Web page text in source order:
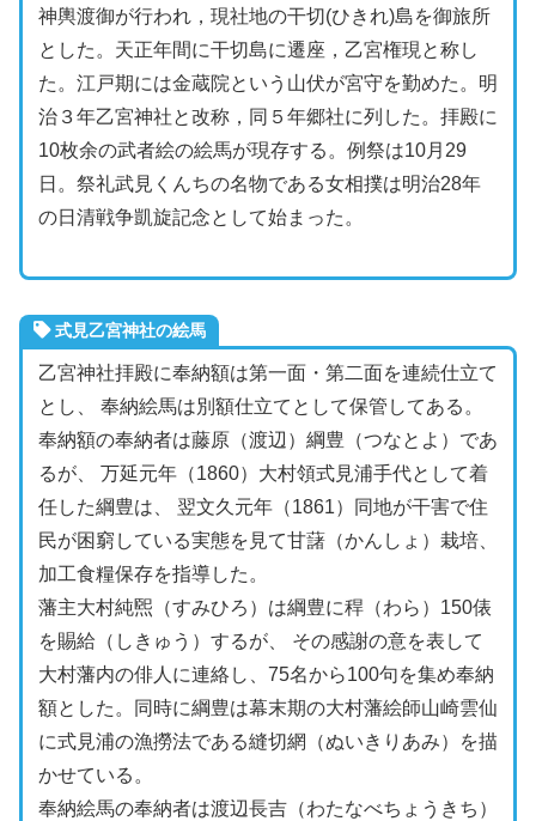
神輿渡御が行われ，現社地の干切(ひきれ)島を御旅所
とした。天正年間に干切島に遷座，乙宮権現と称し
た。江戸期には金蔵院という山伏が宮守を勤めた。明
治３年乙宮神社と改称，同５年郷社に列した。拝殿に
10枚余の武者絵の絵馬が現存する。例祭は10月29
日。祭礼武見くんちの名物である女相撲は明治28年
の日清戦争凱旋記念として始まった。
式見乙宮神社の絵馬
乙宮神社拝殿に奉納額は第一面・第二面を連続仕立て
とし、 奉納絵馬は別額仕立てとして保管してある。
奉納額の奉納者は藤原（渡辺）綱豊（つなとよ）であ
るが、 万延元年（1860）大村領式見浦手代として着
任した綱豊は、 翌文久元年（1861）同地が干害で住
民が困窮している実態を見て甘藷（かんしょ）栽培、
加工食糧保存を指導した。
藩主大村純煕（すみひろ）は綱豊に稈（わら）150俵
を賜給（しきゅう）するが、 その感謝の意を表して
大村藩内の俳人に連絡し、75名から100句を集め奉納
額とした。同時に綱豊は幕末期の大村藩絵師山崎雲仙
に式見浦の漁撈法である縫切網（ぬいきりあみ）を描
かせている。
奉納絵馬の奉納者は渡辺長吉（わたなべちょうきち）